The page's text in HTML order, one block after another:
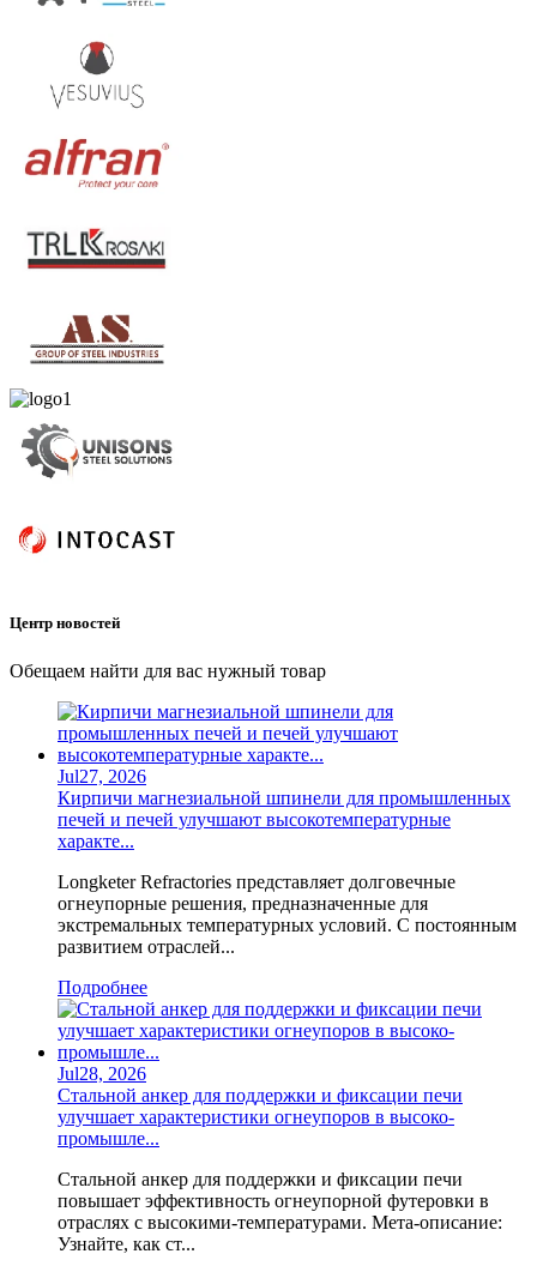
Центр новостей
Обещаем найти для вас нужный товар
Jul27, 2026
Кирпичи магнезиальной шпинели для промышленных
печей и печей улучшают высокотемпературные
характе...
Longketer Refractories представляет долговечные
огнеупорные решения, предназначенные для
экстремальных температурных условий. С постоянным
развитием отраслей...
Подробнее
Jul28, 2026
Стальной анкер для поддержки и фиксации печи
улучшает характеристики огнеупоров в высоко-
промышле...
Стальной анкер для поддержки и фиксации печи
повышает эффективность огнеупорной футеровки в
отраслях с высокими-температурами. Мета-описание:
Узнайте, как ст...